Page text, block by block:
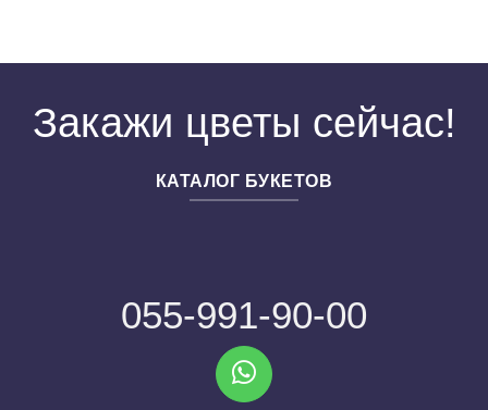
Закажи цветы сейчас!
КАТАЛОГ БУКЕТОВ
055-991-90-00